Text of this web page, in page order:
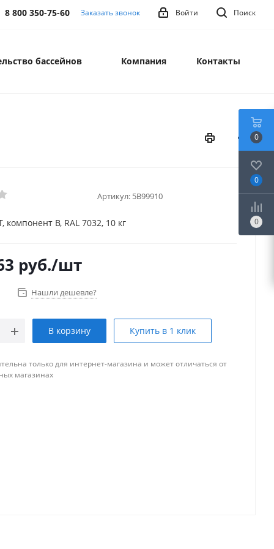
Поиск
Войти
8 800 350-75-60 Заказать звонок
бассейнов Компания Контакты
Артикул: 5В99910
компонент В, RAL 7032, 10 кг
руб./шт
Нашли дешевле?
В корзину Купить в 1 клик
только для интернет-магазина и может отличаться от
магазинах
0
0
0